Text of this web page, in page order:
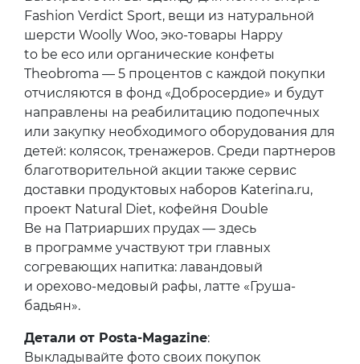
Fashion Verdict Sport, вещи из натуральной
шерсти Woolly Woo, эко-товары Happy
to be eco или органические конфеты
Theobroma — 5 процентов с каждой покупки
отчисляются в фонд «Добросердие» и будут
направлены на реабилитацию подопечных
или закупку необходимого оборудования для
детей: колясок, тренажеров. Среди партнеров
благотворительной акции также сервис
доставки продуктовых наборов Katerina.ru,
проект Natural Diet, кофейня Double
Be на Патриарших прудах — здесь
в программе участвуют три главных
согревающих напитка: лавандовый
и орехово-медовый рафы, латте «Груша-
бадьян».
Детали от Posta-Magazine:
Выкладывайте фото своих покупок